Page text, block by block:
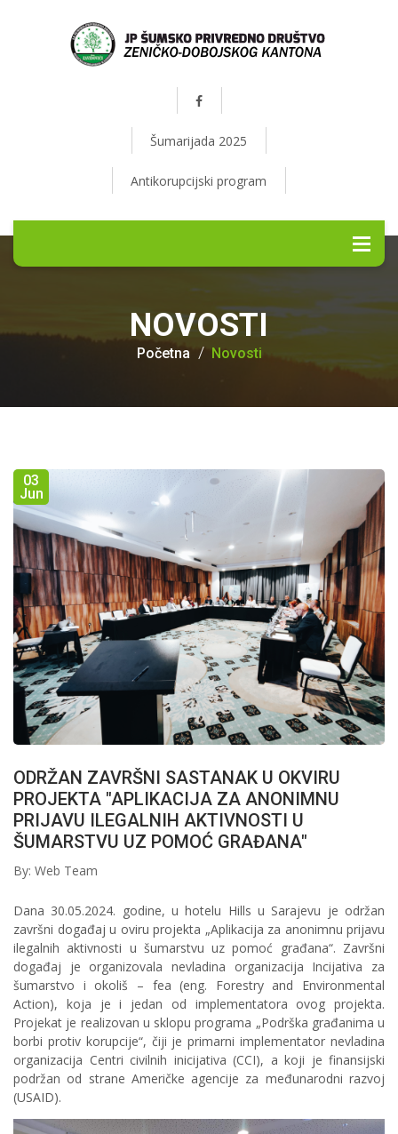
Šumarijada 2025
Antikorupcijski program
NOVOSTI
Početna Novosti
03
Jun
ODRŽAN ZAVRŠNI SASTANAK U OKVIRU
PROJEKTA "APLIKACIJA ZA ANONIMNU
PRIJAVU ILEGALNIH AKTIVNOSTI U
ŠUMARSTVU UZ POMOĆ GRAĐANA"
By: Web Team
Dana 30.05.2024. godine, u hotelu Hills u Sarajevu je održan
završni događaj u oviru projekta „Aplikacija za anonimnu prijavu
ilegalnih aktivnosti u šumarstvu uz pomoć građana“. Završni
događaj je organizovala nevladina organizacija Incijativa za
šumarstvo i okoliš – fea (eng. Forestry and Environmental
Action), koja je i jedan od implementatora ovog projekta.
Projekat je realizovan u sklopu programa „Podrška građanima u
borbi protiv korupcije“, čiji je primarni implementator nevladina
organizacija Centri civilnih inicijativa (CCI), a koji je finansijski
podržan od strane Američke agencije za međunarodni razvoj
(USAID).